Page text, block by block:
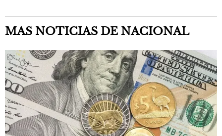
MAS NOTICIAS DE NACIONAL